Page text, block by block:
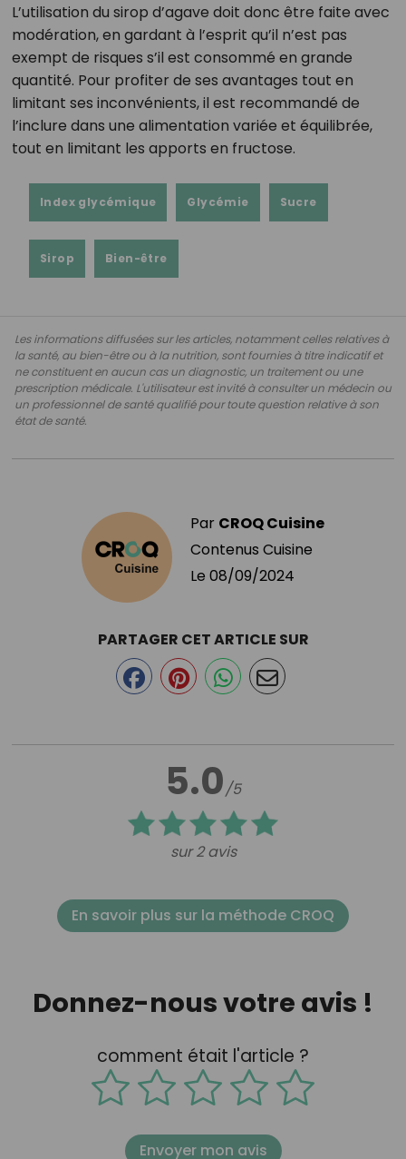
L’utilisation du sirop d’agave doit donc être faite avec
modération, en gardant à l’esprit qu’il n’est pas
exempt de risques s’il est consommé en grande
quantité. Pour profiter de ses avantages tout en
limitant ses inconvénients, il est recommandé de
l’inclure dans une alimentation variée et équilibrée,
tout en limitant les apports en fructose.
Index glycémique Glycémie Sucre
Sirop Bien-être
Les informations diffusées sur les articles, notamment celles relatives à
la santé, au bien-être ou à la nutrition, sont fournies à titre indicatif et
ne constituent en aucun cas un diagnostic, un traitement ou une
prescription médicale. L'utilisateur est invité à consulter un médecin ou
un professionnel de santé qualifié pour toute question relative à son
état de santé.
Par CROQ Cuisine
Contenus Cuisine
Le 08/09/2024
5.0/5
sur 2 avis
PARTAGER CET ARTICLE SUR
En savoir plus sur la méthode CROQ
Donnez-nous votre avis !
comment était l'article ?
Envoyer mon avis